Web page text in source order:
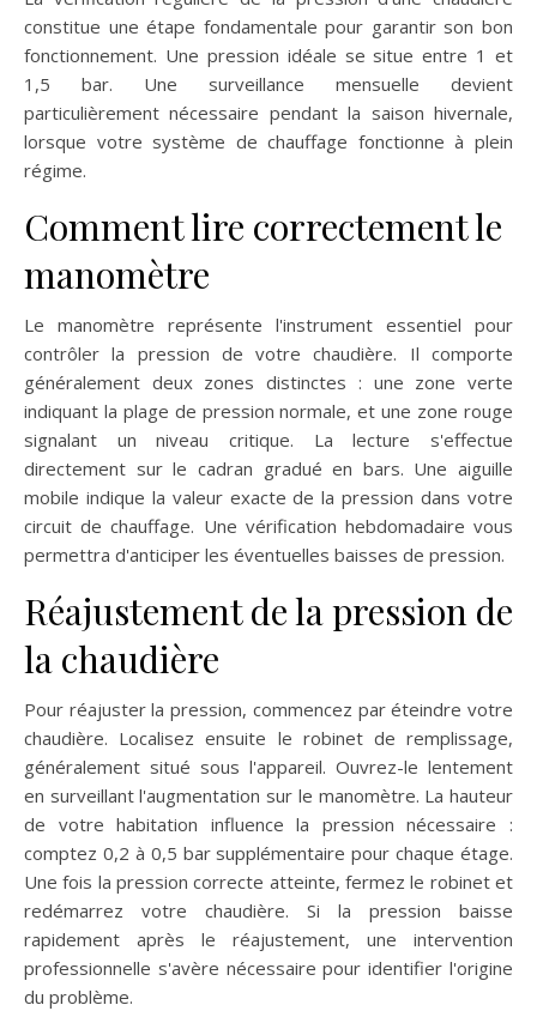
constitue une étape fondamentale pour garantir son bon
fonctionnement. Une pression idéale se situe entre 1 et
1,5 bar. Une surveillance mensuelle devient
particulièrement nécessaire pendant la saison hivernale,
lorsque votre système de chauffage fonctionne à plein
régime.
Comment lire correctement le
manomètre
Le manomètre représente l'instrument essentiel pour
contrôler la pression de votre chaudière. Il comporte
généralement deux zones distinctes : une zone verte
indiquant la plage de pression normale, et une zone rouge
signalant un niveau critique. La lecture s'effectue
directement sur le cadran gradué en bars. Une aiguille
mobile indique la valeur exacte de la pression dans votre
circuit de chauffage. Une vérification hebdomadaire vous
permettra d'anticiper les éventuelles baisses de pression.
Réajustement de la pression de
la chaudière
Pour réajuster la pression, commencez par éteindre votre
chaudière. Localisez ensuite le robinet de remplissage,
généralement situé sous l'appareil. Ouvrez-le lentement
en surveillant l'augmentation sur le manomètre. La hauteur
de votre habitation influence la pression nécessaire :
comptez 0,2 à 0,5 bar supplémentaire pour chaque étage.
Une fois la pression correcte atteinte, fermez le robinet et
redémarrez votre chaudière. Si la pression baisse
rapidement après le réajustement, une intervention
professionnelle s'avère nécessaire pour identifier l'origine
du problème.